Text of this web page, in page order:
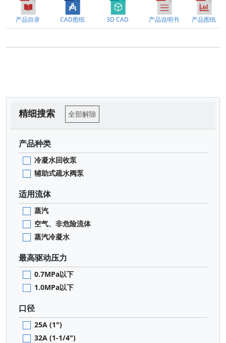
产品目录 CAD图纸 3D CAD 产品说明书 产品图纸
精细搜索 全部解除
产品种类
冷凝水回收泵
辅助式疏水阀泵
适用流体
蒸汽
空气、非危险流体
蒸汽冷凝水
最高驱动压力
0.7MPa以下
1.0MPa以下
口径
25A (1")
32A (1-1/4")